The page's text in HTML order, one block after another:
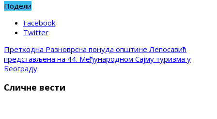
Подели
Facebook
Twitter
Претходна Разноврсна понуда општине Лепосавић
представљена на 44. Међународном Сајму туризма у
Београду
Сличне вести